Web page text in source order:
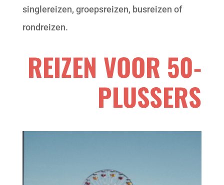
singlereizen, groepsreizen, busreizen of
rondreizen.
REIZEN VOOR 50-
PLUSSERS